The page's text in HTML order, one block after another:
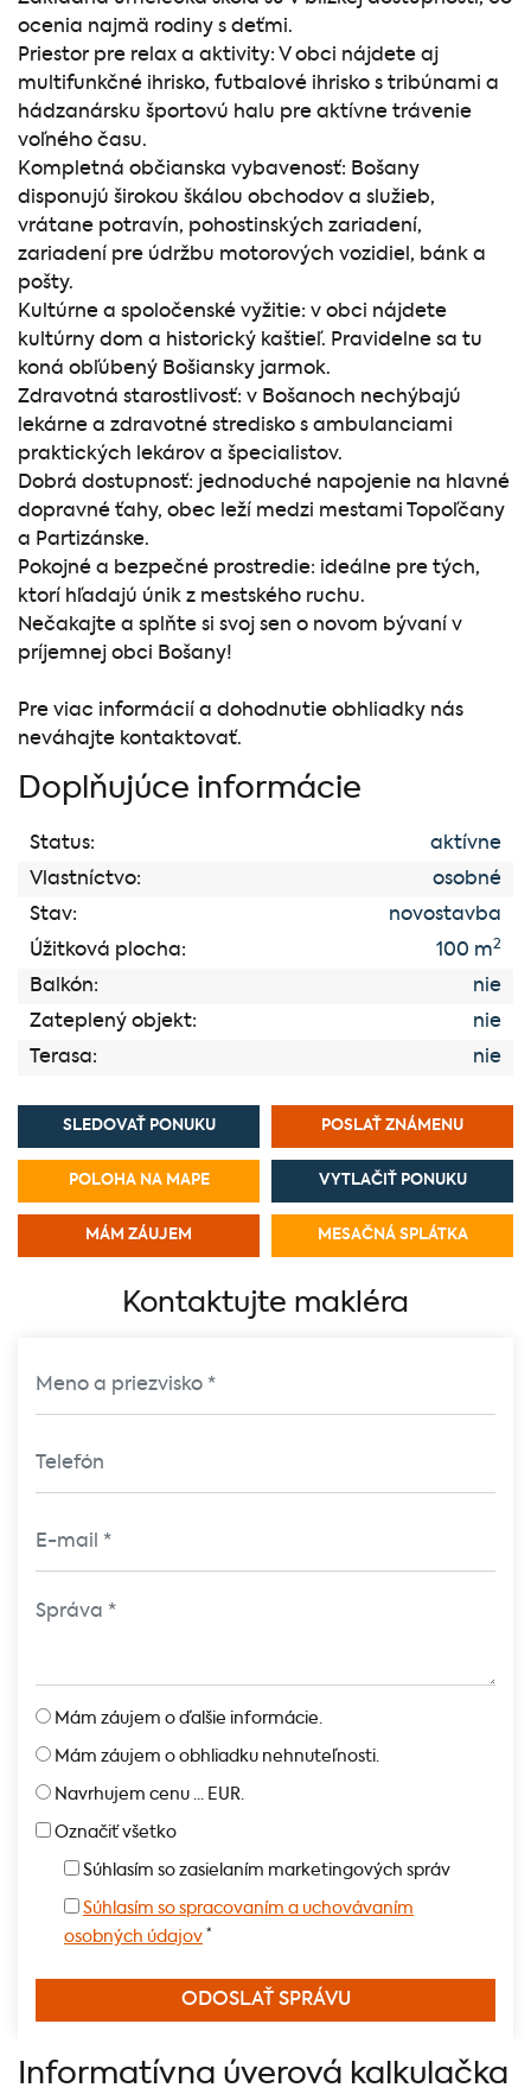
ocenia najmä rodiny s deťmi.
Priestor pre relax a aktivity: V obci nájdete aj
multifunkčné ihrisko, futbalové ihrisko s tribúnami a
hádzanársku športovú halu pre aktívne trávenie
voľného času.
Kompletná občianska vybavenosť: Bošany
disponujú širokou škálou obchodov a služieb,
vrátane potravín, pohostinských zariadení,
zariadení pre údržbu motorových vozidiel, bánk a
pošty.
Kultúrne a spoločenské vyžitie: v obci nájdete
kultúrny dom a historický kaštieľ. Pravidelne sa tu
koná obľúbený Bošiansky jarmok.
Zdravotná starostlivosť: v Bošanoch nechýbajú
lekárne a zdravotné stredisko s ambulanciami
praktických lekárov a špecialistov.
Dobrá dostupnosť: jednoduché napojenie na hlavné
dopravné ťahy, obec leží medzi mestami Topoľčany
a Partizánske.
Pokojné a bezpečné prostredie: ideálne pre tých,
ktorí hľadajú únik z mestského ruchu.
Nečakajte a splňte si svoj sen o novom bývaní v
príjemnej obci Bošany!
Pre viac informácií a dohodnutie obhliadky nás
neváhajte kontaktovať.
Doplňujúce informácie
Status:
aktívne
Vlastníctvo:
osobné
Stav:
novostavba
Úžitková plocha:
100 m2
Balkón:
nie
Zateplený objekt:
nie
Terasa:
nie
SLEDOVAŤ PONUKU POSLAŤ ZNÁMENU
POLOHA NA MAPE VYTLAČIŤ PONUKU
MÁM ZÁUJEM MESAČNÁ SPLÁTKA
Kontaktujte makléra
Mám záujem o ďalšie informácie.
Mám záujem o obhliadku nehnuteľnosti.
Navrhujem cenu ... EUR.
Označiť všetko
Súhlasím so zasielaním marketingových správ
Súhlasím so spracovaním a uchovávaním
osobných údajov *
Informatívna úverová kalkulačka